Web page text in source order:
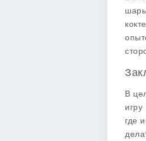
В
где